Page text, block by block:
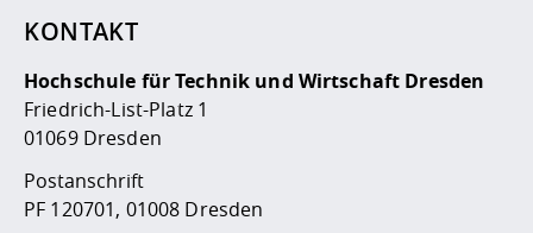
KONTAKT
Hochschule für Technik und Wirtschaft Dresden
Friedrich-List-Platz 1
01069 Dresden
Postanschrift
PF 120701, 01008 Dresden